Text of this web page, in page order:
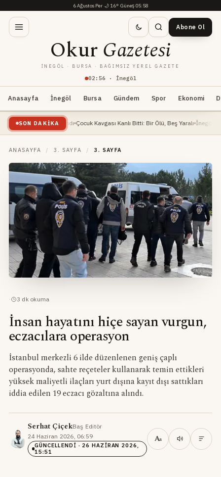
6 Ağustos Per·🌙 16°·Güneş 05:58
02 : 56 · İnegöl
OkurGazetesi
İNEGÖL · BURSA · BAĞIMSIZ YEREL GAZETE
Abone Ol
Anasayfa İnegöl Bursa Gündem Spor Ekonomi
SON DAKIKA
ağır yaralandı Çocuk Kavgası Kanlı Bitti: Bir Ölü, Beş Yaralı İnegöl Millet
ANASAYFA / 3. SAYFA / 3. SAYFA
· 3 dk okuma
İnsan hayatını hiçe sayan vurgun,
eczacılara operasyon
İstanbul merkezli 6 ilde düzenlenen geniş çaplı
operasyonda, sahte reçeteler kullanarak temin ettikleri
yüksek maliyetli ilaçları yurt dışına kayıt dışı sattıkları
iddia edilen 19 eczacı gözaltına alındı.
Serhat ÇiçekBaş Editör·
24 Haziran 2026, 06:59·
GÜNCELLENDI · 26 HAZIRAN 2026,
15:51
Aa